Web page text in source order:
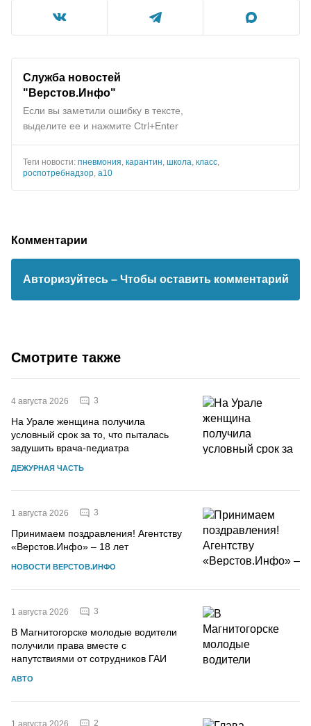
Служба новостей
"Верстов.Инфо"
Если вы заметили ошибку в тексте,
выделите ее и нажмите Ctrl+Enter
Теги новости: пневмония карантин школа класс
роспотребнадзор а10
Комментарии
Авторизуйтесь – Чтобы оставить комментарий
Смотрите также
4 августа 2026 3
На Урале женщина получила
условный срок за то, что пыталась
задушить врача-педиатра
ДЕЖУРНАЯ ЧАСТЬ
1 августа 2026 3
Принимаем поздравления! Агентству
«Верстов.Инфо» – 18 лет
НОВОСТИ ВЕРСТОВ.ИНФО
1 августа 2026 3
В Магнитогорске молодые водители
получили права вместе с
напутствиями от сотрудников ГАИ
АВТО
1 августа 2026 2